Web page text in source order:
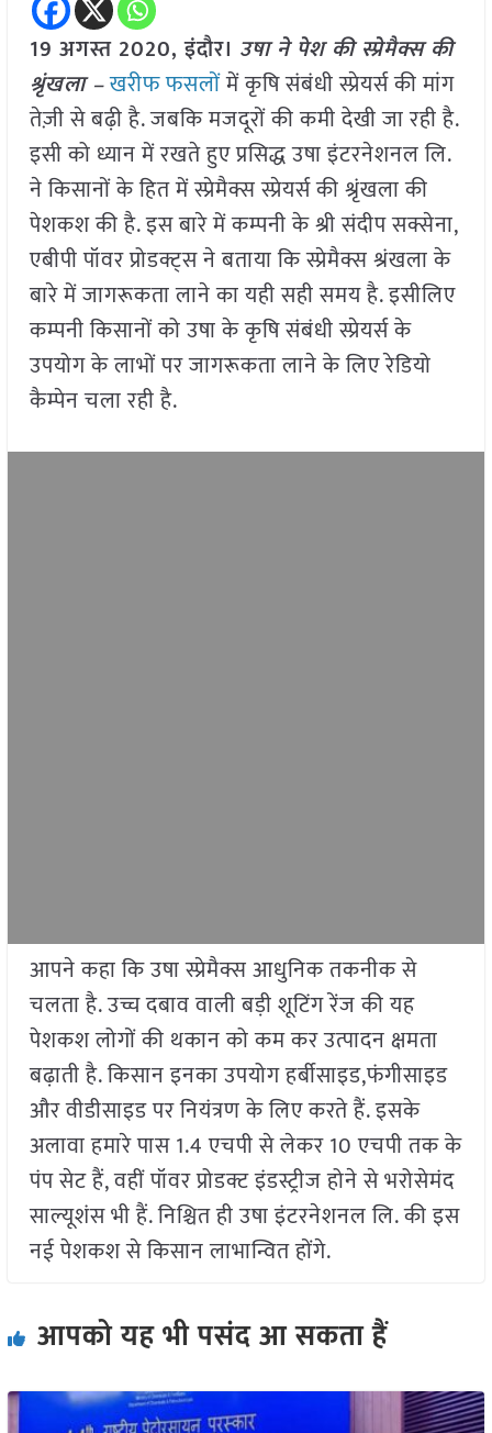
19 अगस्त 2020, इंदौर। उषा ने पेश की स्प्रेमैक्स की
श्रृंखला –खरीफ फसलोंमें कृषि संबंधी स्प्रेयर्स की मांग
तेज़ी से बढ़ी है. जबकि मजदूरों की कमी देखी जा रही है.
इसी को ध्यान में रखते हुए प्रसिद्ध उषा इंटरनेशनल लि.
ने किसानों के हित में स्प्रेमैक्स स्प्रेयर्स की श्रृंखला की
पेशकश की है. इस बारे में कम्पनी के श्री संदीप सक्सेना,
एबीपी पॉवर प्रोडक्ट्स ने बताया कि स्प्रेमैक्स श्रंखला के
बारे में जागरूकता लाने का यही सही समय है. इसीलिए
कम्पनी किसानों को उषा के कृषि संबंधी स्प्रेयर्स के
उपयोग के लाभों पर जागरूकता लाने के लिए रेडियो
कैम्पेन चला रही है.
आपने कहा कि उषा स्प्रेमैक्स आधुनिक तकनीक से
चलता है. उच्च दबाव वाली बड़ी शूटिंग रेंज की यह
पेशकश लोगों की थकान को कम कर उत्पादन क्षमता
बढ़ाती है. किसान इनका उपयोग हर्बीसाइड,फंगीसाइड
और वीडीसाइड पर नियंत्रण के लिए करते हैं. इसके
अलावा हमारे पास 1.4 एचपी से लेकर 10 एचपी तक के
पंप सेट हैं, वहीं पॉवर प्रोडक्ट इंडस्ट्रीज होने से भरोसेमंद
साल्यूशंस भी हैं. निश्चित ही उषा इंटरनेशनल लि. की इस
नई पेशकश से किसान लाभान्वित होंगे.
आपको यह भी पसंद आ सकता हैं